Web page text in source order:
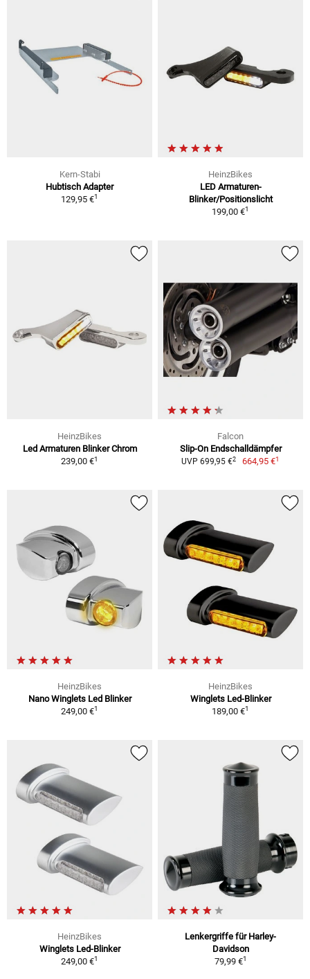
Kern-Stabi
Hubtisch Adapter
129,95 €1
HeinzBikes
LED Armaturen-
Blinker/Positionslicht
199,00 €1
HeinzBikes
Led Armaturen Blinker Chrom
239,00 €1
Falcon
Slip-On Endschalldämpfer
UVP 699,95 €2 664,95 €1
HeinzBikes
Nano Winglets Led Blinker
249,00 €1
HeinzBikes
Winglets Led-Blinker
189,00 €1
HeinzBikes
Winglets Led-Blinker
249,00 €1
Lenkergriffe für Harley-
Davidson
79,99 €1